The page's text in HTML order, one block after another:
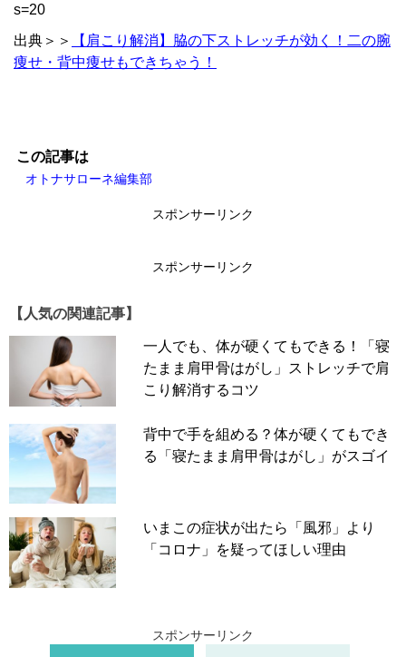
s=20
出典＞＞
【肩こり解消】脇の下ストレッチが効く！二の腕
痩せ・背中痩せもできちゃう！
この記事は
オトナサローネ編集部
スポンサーリンク
スポンサーリンク
【人気の関連記事】
一人でも、体が硬くてもできる！「寝
たまま肩甲骨はがし」ストレッチで肩
こり解消するコツ
背中で手を組める？体が硬くてもでき
る「寝たまま肩甲骨はがし」がスゴイ
いまこの症状が出たら「風邪」より
「コロナ」を疑ってほしい理由
スポンサーリンク